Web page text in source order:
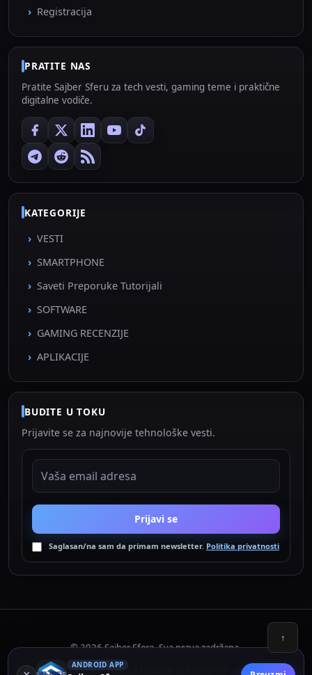
Registracija
PRATITE NAS
Pratite Sajber Sferu za tech vesti, gaming teme i praktične
digitalne vodiče.
KATEGORIJE
VESTI
SMARTPHONE
Saveti Preporuke Tutorijali
SOFTWARE
GAMING RECENZIJE
APLIKACIJE
BUDITE U TOKU
Prijavite se za najnovije tehnološke vesti.
EMAIL ADRESA
Prijavi se
Saglasan/na sam da primam newsletter. Politika privatnosti
© 2026 Sajber Sfera. Sva prava zadržana.
Politika privatnosti•Politika kolačića Odricanje od odgovornosti
ANDROID APP
↑